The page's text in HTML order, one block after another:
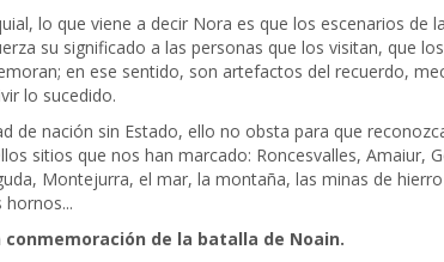
lo que viene a decir Nora es que los escenarios de
su significado a las personas que los visitan, que los
en ese sentido, son artefactos del recuerdo,
lo sucedido.
de nación sin Estado, ello no obsta para que
sitios que nos han marcado: Roncesvalles, Amaiur,
Montejurra, el mar, la montaña, las minas de hierro
de la batalla de Noain.